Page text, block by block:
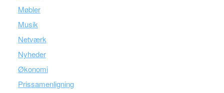
Møbler
Musik
Netværk
Nyheder
Økonomi
Prissamenligning